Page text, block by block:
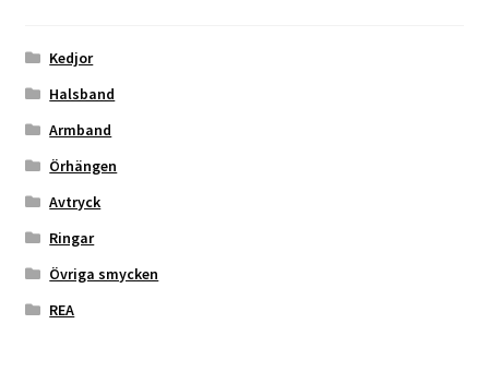
Kedjor
Halsband
Armband
Örhängen
Avtryck
Ringar
Övriga smycken
REA